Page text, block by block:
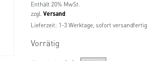
Enthält 20% MwSt.
zzgl. Versand
Lieferzeit: 1-3 Werktage, sofort versandfertig
Vorrätig